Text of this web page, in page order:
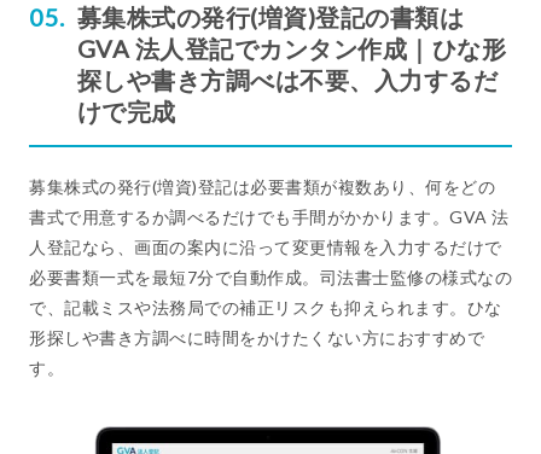
募集株式の発行(増資)登記の書類は
GVA 法人登記でカンタン作成｜ひな形
探しや書き方調べは不要、入力するだ
けで完成
募集株式の発行(増資)登記は必要書類が複数あり、何をどの
書式で用意するか調べるだけでも手間がかかります。GVA 法
人登記なら、画面の案内に沿って変更情報を入力するだけで
必要書類一式を最短7分で自動作成。司法書士監修の様式なの
で、記載ミスや法務局での補正リスクも抑えられます。ひな
形探しや書き方調べに時間をかけたくない方におすすめで
す。